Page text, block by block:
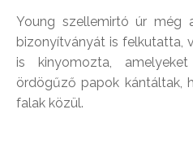
Young szellemirtó úr még
bizonyítványát is felkutatta,
is kinyomozta,
ördögűző papok kántáltak,
falak közül.